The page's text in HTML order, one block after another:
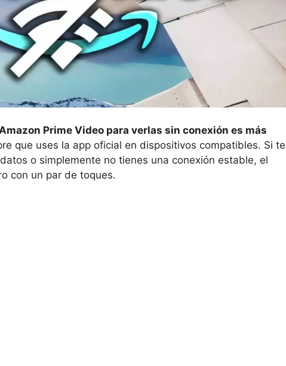
Prime Video para verlas sin conexión es más
que uses la app oficial en dispositivos compatibles. Si te
o simplemente no tienes una conexión estable, el
con un par de toques.